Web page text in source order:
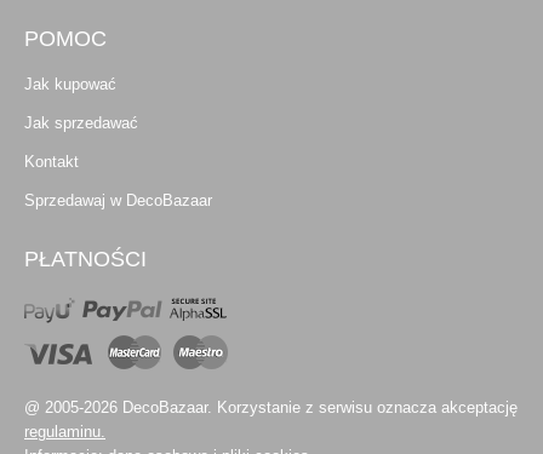
POMOC
Jak kupować
Jak sprzedawać
Kontakt
Sprzedawaj w DecoBazaar
PŁATNOŚCI
@ 2005-2026 DecoBazaar. Korzystanie z serwisu oznacza akceptację
regulaminu.